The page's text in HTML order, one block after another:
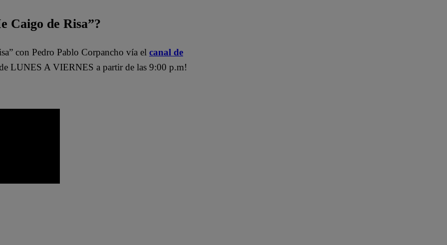
Caigo de Risa”?
con Pedro Pablo Corpancho vía el canal de
LUNES A VIERNES a partir de las 9:00 p.m!